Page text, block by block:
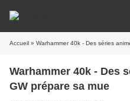
Accueil » Warhammer 40k - Des séries
Warhammer 40k - Des
GW prépare sa mue